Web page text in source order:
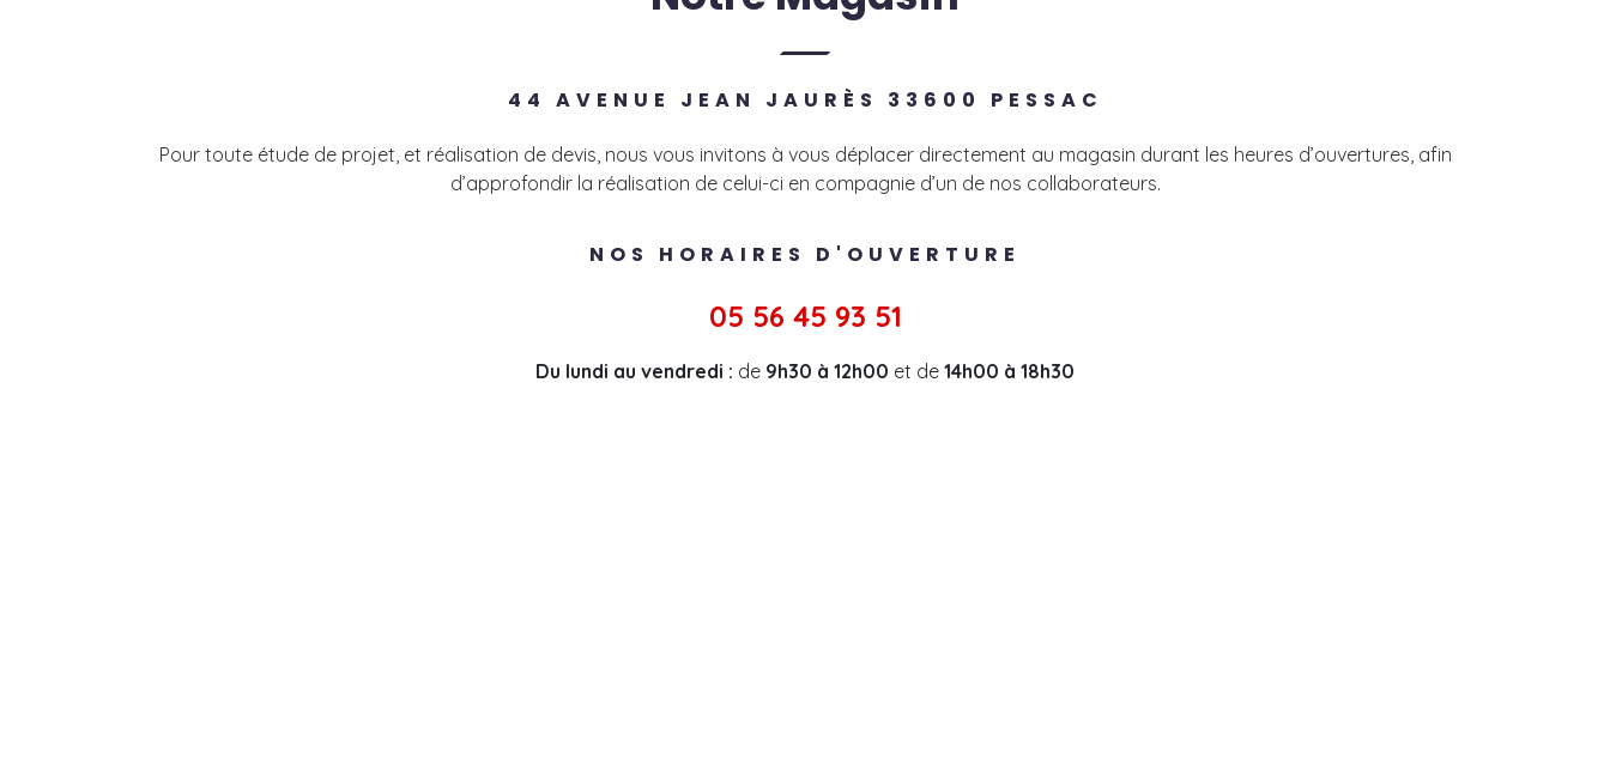
44 AVENUE JEAN JAURÈS 33600 PESSAC
Pour toute étude de projet, et réalisation de devis, nous vous invitons à vous déplacer directement au magasin durant les heures d’ouvertures, afin
d’approfondir la réalisation de celui-ci en compagnie d’un de nos collaborateurs.
NOS HORAIRES D'OUVERTURE
05 56 45 93 51
Du lundi au vendredi : de 9h30 à 12h00 et de 14h00 à 18h30